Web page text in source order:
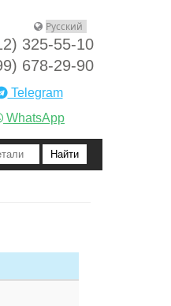
325-55-10
678-29-90
Telegram
WhatsApp